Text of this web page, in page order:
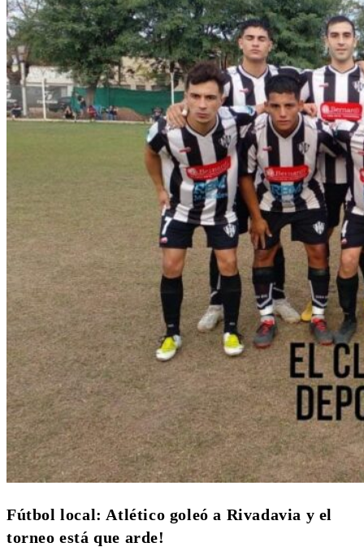
Fútbol local: Atlético goleó a Rivadavia y el
torneo está que arde!